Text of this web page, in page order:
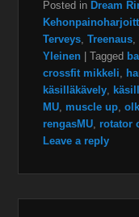
Posted in Dream
Terveys,Treenaus,
Yleinen
|Tagged
crossfit mikkeli,
käsilläkävely,
MU, muscle up,
rengasMU, rotator
Leave a reply